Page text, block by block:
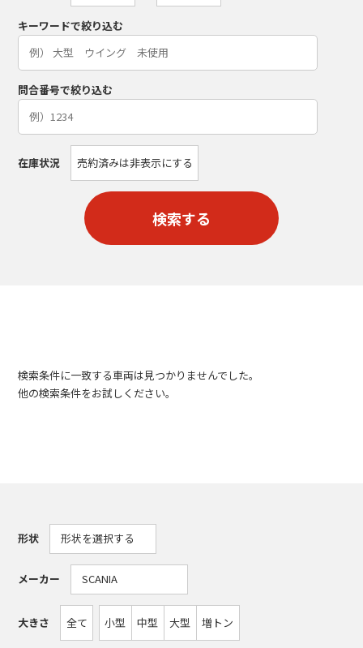
キーワードで絞り込む
問合番号で絞り込む
在庫状況 売約済みは非表示にする
検索する
検索条件に一致する車両は見つかりませんでした。
他の検索条件をお試しください。
形状
メーカー
大きさ 全て 小型 中型 大型 増トン